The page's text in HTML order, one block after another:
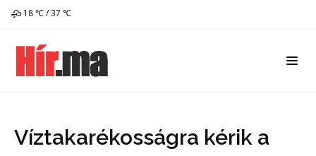
18 ℃ / 37 ℃
Víztakarékosságra kérik a